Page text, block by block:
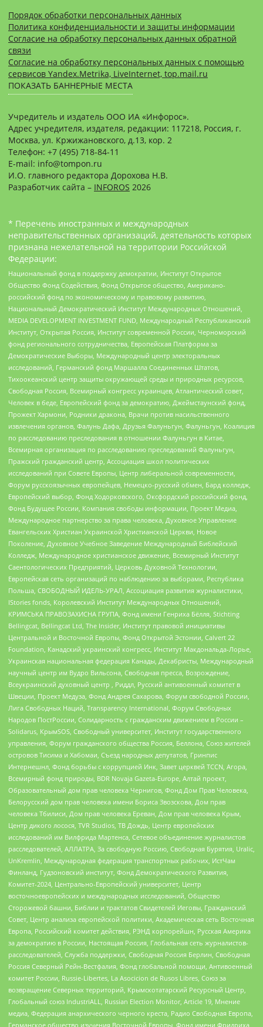
Порядок обработки персональных данных
Политика конфиденциальности и защиты информации
Согласие на обработку персональных данных обратной
связи
Согласие на обработку персональных данных с помощью
сервисов Yandex.Metrika, LiveInternet, top.mail.ru
ПОКАЗАТЬ БАННЕРНЫЕ МЕСТА
Учредитель и издатель ООО ИА «Инфорос».
Адрес учредителя, издателя, редакции: 117218, Россия, г.
Москва, ул. Кржижановского, д.13, кор. 2
Телефон: +7 (495) 718-84-11
E-mail: info@tompon.ru
И.О. главного редактора Дорохова Н.В.
Разработчик сайта – INFOROS 2026
* Перечень иностранных и международных
неправительственных организаций, деятельность которых
признана нежелательной на территории Российской
Федерации:
Национальный фонд в поддержку демократии, Институт Открытое
Общество Фонд Содействия, Фонд Открытое общество, Американо-
российский фонд по экономическому и правовому развитию,
Национальный Демократический Институт Международных Отношений,
MEDIA DEVELOPMENT INVESTMENT FUND, Международный Республиканский
Институт, Открытая Россия, Институт современной России, Черноморский
фонд регионального сотрудничества, Европейская Платформа за
Демократические Выборы, Международный центр электоральных
исследований, Германский фонд Маршалла Соединенных Штатов,
Тихоокеанский центр защиты окружающей среды и природных ресурсов,
Свободная Россия, Всемирный конгресс украинцев, Атлантический совет,
Человек в беде, Европейский фонд за демократию, Джеймстаунский фонд,
Прожект Хармони, Родники дракона, Врачи против насильственного
извлечения органов, Фалунь Дафа, Друзья Фалуньгун, Фалуньгун, Коалиция
по расследованию преследования в отношении Фалуньгун в Китае,
Всемирная организация по расследованию преследований Фалуньгун,
Пражский гражданский центр, Ассоциация школ политических
исследований при Совете Европы, Центр либеральной современности,
Форум русскоязычных европейцев, Немецко-русский обмен, Бард колледж,
Европейский выбор, Фонд Ходорковского, Оксфордский российский фонд,
Фонд Будущее России, Компания свободы информации, Проект Медиа,
Международное партнерство за права человека, Духовное Управление
Евангельских Христиан Украинской Христианской Церкви, Новое
Поколение, Духовное Учебное Заведение Международный Библейский
Колледж, Международное христианское движение, Всемирный Институт
Саентологических Предприятий, Церковь Духовной Технологии,
Европейская сеть организаций по наблюдению за выборами, Республика
Польша, СВОБОДНЫЙ ИДЕЛЬ-УРАЛ, Ассоциация развития журналистики,
IStories fonds, Королевский Институт Международных Отношений,
КРИМСЬКА ПРАВОЗАХИСНА ГРУПА, Фонд имени Генриха Бёлля, Stichting
Bellingcat, Bellingcat Ltd, The Insider, Институт правовой инициативы
Центральной и Восточной Европы, Фонд Открытой Эстонии, Calvert 22
Foundation, Канадский украинский конгресс, Институт Макдональда-Лорье,
Украинская национальная федерация Канады, Декабристы, Международный
научный центр им Вудро Вильсона, Свободная пресса, Возрождение,
Всеукраинский духовный центр , Риддл, Русский антивоенный комитет в
Швеции, Проект Медуза, Фонд Андрея Сахарова, Форум свободной России,
Лига Свободных Наций, Transparеncy International, Форум Свободных
Народов ПостРоссии, Солидарность с гражданским движением в России –
Solidarus, КрымSOS, Свободный университет, Институт государственного
управления, Форум гражданского общества Россия, Беллона, Союз жителей
островов Тисима и Хабомаи, Съезд народных депутатов, Гринпис
Интернешнл, Фонд борьбы с коррупцией Инк, Завет церквей TCCN, Агора,
Всемирный фонд природы, BDR Novaja Gazeta-Europe, Алтай проект,
Образовательный дом прав человека Чернигов, Фонд Дом Прав Человека,
Белорусский дом прав человека имени Бориса Звозскова, Дом прав
человека Тбилиси, Дом прав человека Ереван, Дом прав человека Крым,
Центр дикого лосося, TVR Studios, ТВ Дождь, Центр европейских
исследований им Вилфрида Мартенса, Сетевое объединение журналистов
расследователей, АЛЛАТРА, За свободную Россию, Свободная Бурятия, Uralic,
UnKremlin, Международная федерация транспортных рабочих, ИстЧам
Финланд, Гудзоновский институт, Фонд Демократического Развития,
Комитет-2024, Центрально-Европейский университет, Центр
восточноевропейских и международных исследований, Общество
Сторожевой башни, Библии и трактатов Свидетелей Иеговы, Гражданский
Совет, Центр анализа европейской политики, Академическая сеть Восточная
Европа, Российский комитет действия, РЭНД корпорейшн, Русская Америка
за демократию в России, Настоящая Россия, Глобальная сеть журналистов-
расследователей, Служба поддержки, Свободная Россия Берлин, Свободная
Россия Северный Рейн-Вестфалия, Фонд глобальной помощи, Антивоенный
комитет России, Russie-Libertes, La Asocicion de Rusos Libres, Союз за
возвращение Северных территорий, Крымскотатарский Ресурсный Центр,
Глобальный союз IndustriALL, Russian Election Monitor, Article 19, Мнение
медиа, Федерация анархического черного креста, Радио Свободная Европа,
Германское общество изучения Восточной Европы, Фонд имени Фридриха